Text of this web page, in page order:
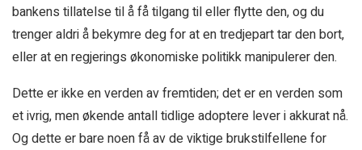
bankens tillatelse til å få tilgang til eller flytte den, og du
trenger aldri å bekymre deg for at en tredjepart tar den bort,
eller at en regjerings økonomiske politikk manipulerer den.
Dette er ikke en verden av fremtiden; det er en verden som
et ivrig, men økende antall tidlige adoptere lever i akkurat nå.
Og dette er bare noen få av de viktige brukstilfellene for